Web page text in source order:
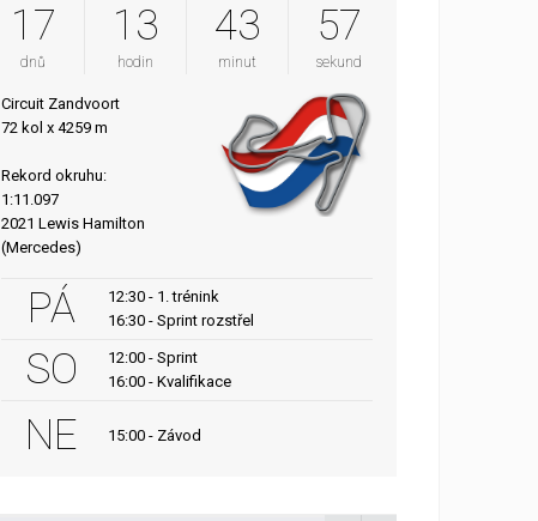
17
dnů
13
hodin
43
minut
56
sekund
Circuit Zandvoort
72 kol x 4259 m
Rekord okruhu:
1:11.097
2021 Lewis Hamilton
(Mercedes)
PÁ
12:30 - 1. trénink
16:30 - Sprint rozstřel
SO
12:00 - Sprint
16:00 - Kvalifikace
NE 15:00 - Závod